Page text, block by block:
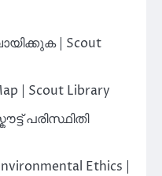
| Scout
| Scout Library
പരിസ്ഥിതി
Ethics |